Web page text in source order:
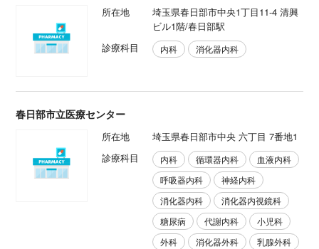
所在地
埼玉県春日部市中央1丁目11-4 清興
ビル1階/春日部駅
診療科目
内科 消化器内科
春日部市立医療センター
所在地
埼玉県春日部市中央 六丁目 7番地1
診療科目
内科 循環器内科
血液内科
呼吸器内科
神経内科
消化器内科
消化器内視鏡科
糖尿病
代謝内科
小児科
外科
消化器外科
乳腺外科